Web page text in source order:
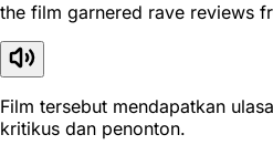
the film garnered rave reviews
Film tersebut mendapatkan
kritikus dan penonton.